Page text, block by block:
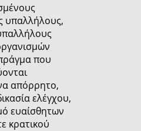
υπαλλήλους,
που
απόρρητο,
ελέγχου,
ευαίσθητων
κρατικού